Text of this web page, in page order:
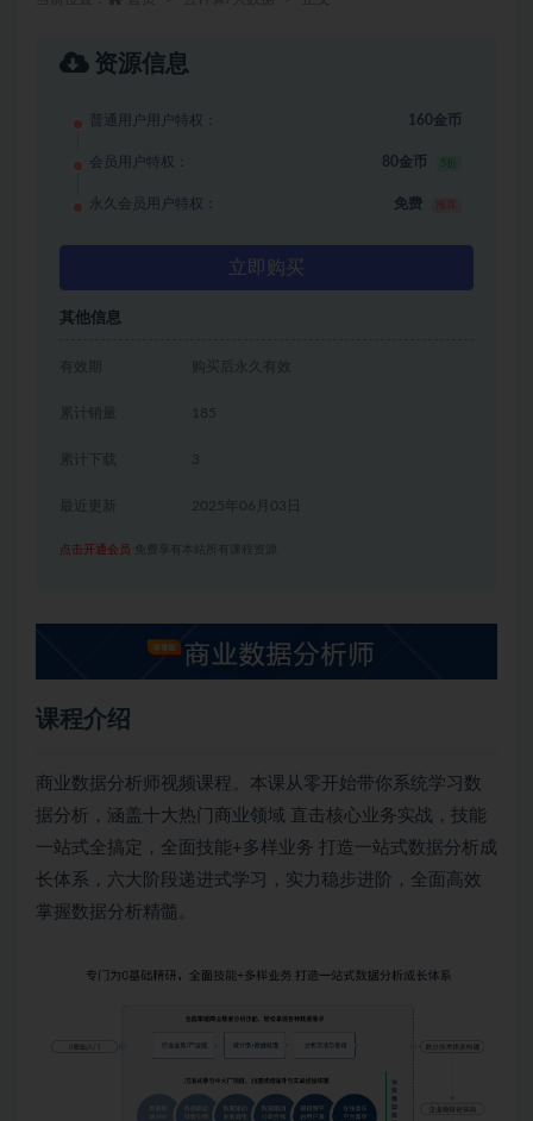
资源信息
普通用户用户特权： 160金币
会员用户特权： 80金币 5折
永久会员用户特权： 免费
立即购买
其他信息
有效期 购买后永久有效
累计销量 185
累计下载 3
2025年06月03日
点击开通会员 免费享有本站所有课程资源
课程介绍
商业数据分析师视频课程。本课从零开始带你系统学习数
据分析，涵盖十大热门商业领域 直击核心业务实战，技能
一站式全搞定，全面技能+多样业务 打造一站式数据分析成
长体系，六大阶段递进式学习，实力稳步进阶，全面高效
掌握数据分析精髓。